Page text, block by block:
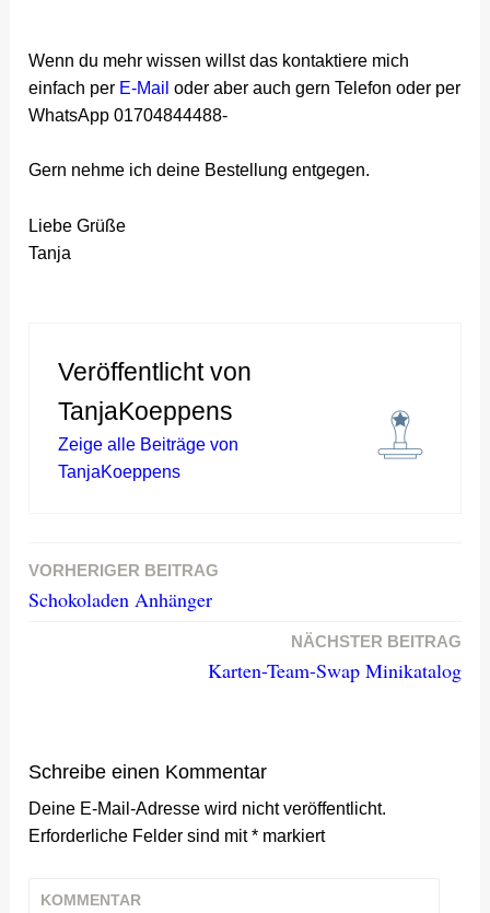
Wenn du mehr wissen willst das kontaktiere mich
einfach per E-Mail oder aber auch gern Telefon oder per
WhatsApp 01704844488-
Gern nehme ich deine Bestellung entgegen.
Liebe Grüße
Tanja
Veröffentlicht von
TanjaKoeppens
Zeige alle Beiträge von
TanjaKoeppens
Beitragsnavigation
VORHERIGER BEITRAG
Schokoladen Anhänger
NÄCHSTER BEITRAG
Karten-Team-Swap Minikatalog
Schreibe einen Kommentar
Deine E-Mail-Adresse wird nicht veröffentlicht.
Erforderliche Felder sind mit* markiert
KOMMENTAR